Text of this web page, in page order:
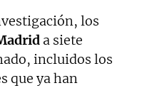
los
a siete
incluidos los
que ya han